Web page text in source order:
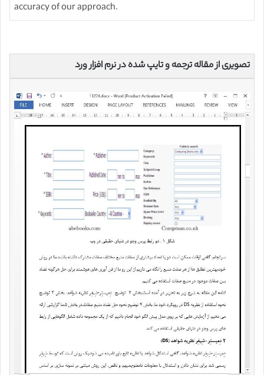
accuracy of our approach.
تصویری از مقاله ترجمه و تایپ شده در نرم افزار ورد